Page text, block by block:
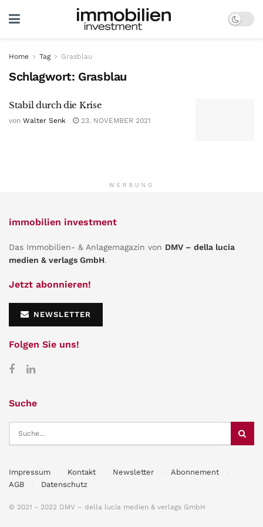
Home Tag Grasblau
Schlagwort: Grasblau
Stabil durch die Krise
von Walter Senk 23. NOVEMBER 2021
WERBUNG
immobilien investment
Das Immobilien- & Anlagemagazin von DMV – della lucia
medien & verlags GmbH.
Jetzt abonnieren!
NEWSLETTER
Folgen Sie uns!
Suche
Impressum Kontakt Newsletter
Abonnement
AGB
Datenschutz
© 2021 - 2022 DMV – della lucia medien & verlags GmbH